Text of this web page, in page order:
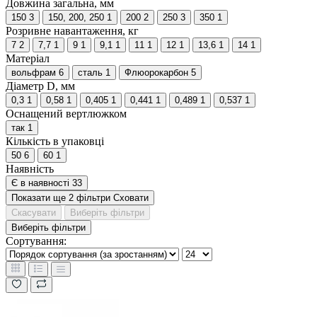
Довжина загальна, мм
150 3 150, 200, 250 1 200 2 250 3 350 1
Розривне навантаження, кг
7 2 7,7 1 9 1 9,1 1 11 1 12 1 13,6 1 14 1
Матеріал
вольфрам 6 сталь 1 Флюорокарбон 5
Діаметр D, мм
0,3 1 0,58 1 0,405 1 0,441 1 0,489 1 0,537 1
Оснащений вертлюжком
так 1
Кількість в упаковці
50 6 60 1
Наявність
Є в наявності 33
Показати ще 2 фільтри Сховати
Скасувати
Виберіть фільтри
Виберіть фільтри
Сортування: